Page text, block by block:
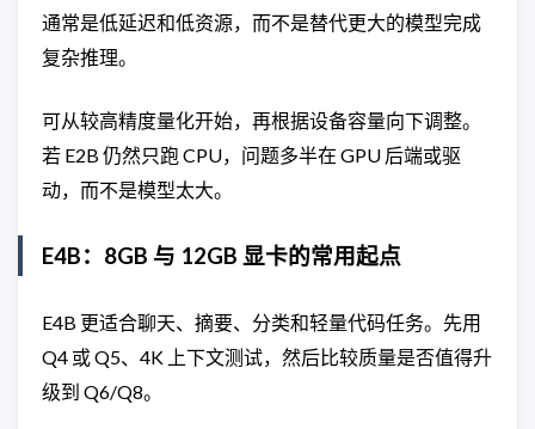
通常是低延迟和低资源，而不是替代更大的模型完成
复杂推理。
可从较高精度量化开始，再根据设备容量向下调整。
若 E2B 仍然只跑 CPU，问题多半在 GPU 后端或驱
动，而不是模型太大。
E4B：8GB 与 12GB 显卡的常用起点
E4B 更适合聊天、摘要、分类和轻量代码任务。先用
Q4 或 Q5、4K 上下文测试，然后比较质量是否值得升
级到 Q6/Q8。